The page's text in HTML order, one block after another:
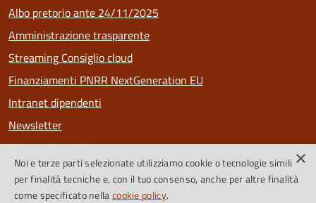
Albo pretorio ante 24/11/2025
Amministrazione trasparente
Streaming Consiglio cloud
Finanziamenti PNRR NextGeneration EU
Intranet dipendenti
Newsletter
Riconoscimenti
PagoPa
×
Noi e terze parti selezionate utilizziamo cookie o tecnologie simili
per finalità tecniche e, con il tuo consenso, anche per altre finalità
come specificato nellacookie policy.